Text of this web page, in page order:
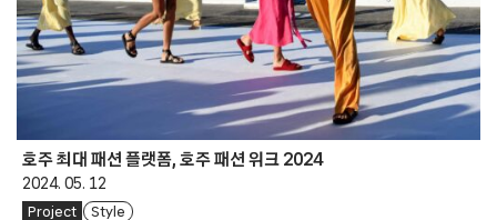
호주 최대 패션 플랫폼, 호주 패션 위크 2024
2024. 05. 12
Project Style